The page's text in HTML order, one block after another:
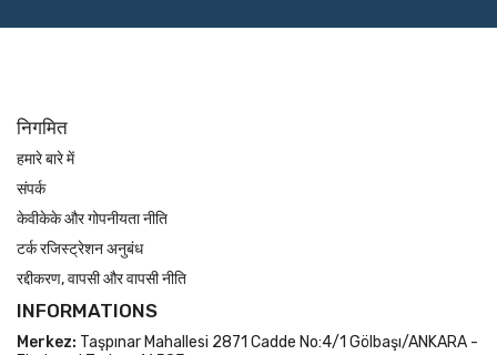
निगमित
हमारे बारे में
संपर्क
केवीकेके और गोपनीयता नीति
टर्क रजिस्ट्रेशन अनुबंध
रद्दीकरण, वापसी और वापसी नीति
INFORMATIONS
Merkez: Taşpınar Mahallesi 2871 Cadde No:4/1 Gölbaşı/ANKARA -